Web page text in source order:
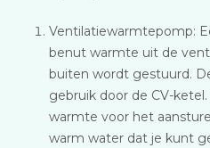
Ventilatiewarmtepomp:
benut warmte uit de
buiten wordt gestuurd.
gebruik door de CV-
warmte voor het
warm water dat je kunt